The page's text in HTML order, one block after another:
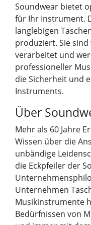
Soundwear bietet
für Ihr Instrument.
langlebigen
produziert. Sie
verarbeitet und
professioneller
die Sicherheit und
Instruments.
Über
Mehr als 60 Jahre
Wissen über die
unbändige
die Eckpfeiler der
Unternehmen
Musikinstrumente
Bedürfnissen von